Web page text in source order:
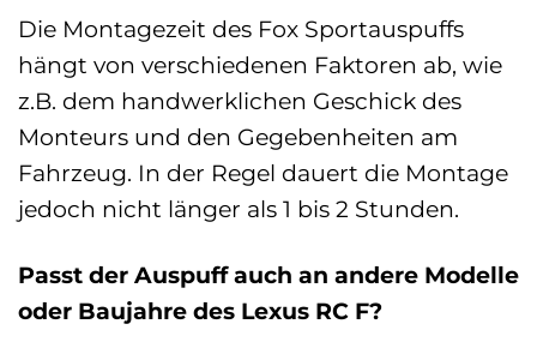
Die Montagezeit des Fox Sportauspuffs
hängt von verschiedenen Faktoren ab, wie
z.B. dem handwerklichen Geschick des
Monteurs und den Gegebenheiten am
Fahrzeug. In der Regel dauert die Montage
jedoch nicht länger als 1 bis 2 Stunden.
Passt der Auspuff auch an andere Modelle
oder Baujahre des Lexus RC F?